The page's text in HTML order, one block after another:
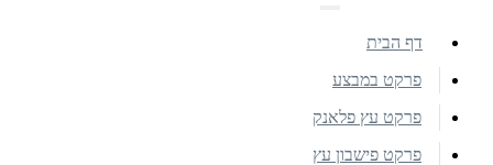
דף הבית
פרקט במבצע
פרקט עץ פלאנק
פרקט פישבון עץ